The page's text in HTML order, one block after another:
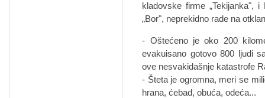
kladovske firme „Tekijanka",
„Bor", neprekidno rade na
- Oštećeno je oko 200
evakuisano gotovo 800 ljudi
ove nesvakidašnje katastrofe
- Šteta je ogromna, meri se
hrana, ćebad, obuća, odeća...